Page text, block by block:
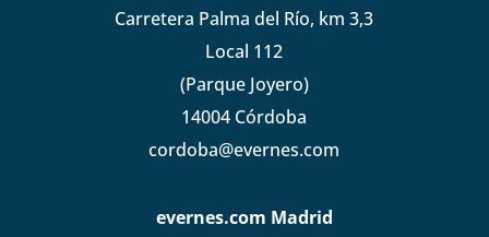
Carretera Palma del Río, km 3,3
Local 112
(Parque Joyero)
14004 Córdoba
cordoba@evernes.com
evernes.com Madrid